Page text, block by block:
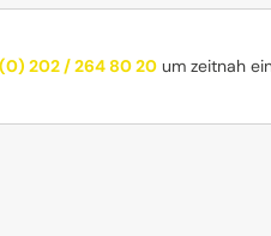
202 / 264 80 20 um zeitnah